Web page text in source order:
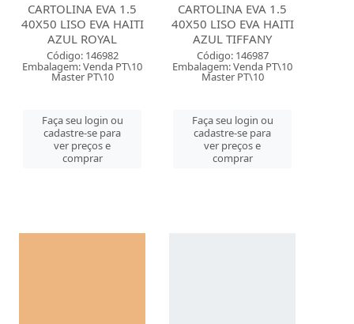
CARTOLINA EVA 1.5
40X50 LISO EVA HAITI
AZUL ROYAL
Código: 146982
Embalagem: Venda PT\10
Master PT\10
Faça seu login ou
cadastre-se para
ver preços e
comprar
CARTOLINA EVA 1.5
40X50 LISO EVA HAITI
AZUL TIFFANY
Código: 146987
Embalagem: Venda PT\10
Master PT\10
Faça seu login ou
cadastre-se para
ver preços e
comprar